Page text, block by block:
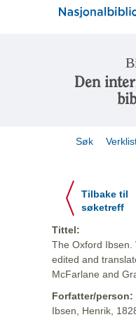
Den
Søk
Tilbake til
søketreff
Tittel:
The Oxford Ibsen.
edited and
McFarlane and
Forfatter/person:
Ibsen, Henrik,